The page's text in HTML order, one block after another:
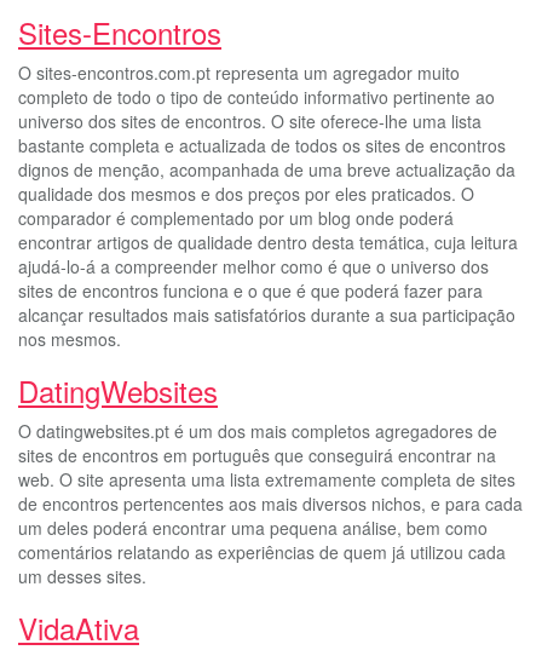
Sites-Encontros
O sites-encontros.com.pt representa um agregador muito
completo de todo o tipo de conteúdo informativo pertinente ao
universo dos sites de encontros. O site oferece-lhe uma lista
bastante completa e actualizada de todos os sites de encontros
dignos de menção, acompanhada de uma breve actualização da
qualidade dos mesmos e dos preços por eles praticados. O
comparador é complementado por um blog onde poderá
encontrar artigos de qualidade dentro desta temática, cuja leitura
ajudá-lo-á a compreender melhor como é que o universo dos
sites de encontros funciona e o que é que poderá fazer para
alcançar resultados mais satisfatórios durante a sua participação
nos mesmos.
DatingWebsites
O datingwebsites.pt é um dos mais completos agregadores de
sites de encontros em português que conseguirá encontrar na
web. O site apresenta uma lista extremamente completa de sites
de encontros pertencentes aos mais diversos nichos, e para cada
um deles poderá encontrar uma pequena análise, bem como
comentários relatando as experiências de quem já utilizou cada
um desses sites.
VidaAtiva